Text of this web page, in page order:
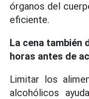
órganos del
eficiente.
La cena también
horas antes de
Limitar los
alcohólicos